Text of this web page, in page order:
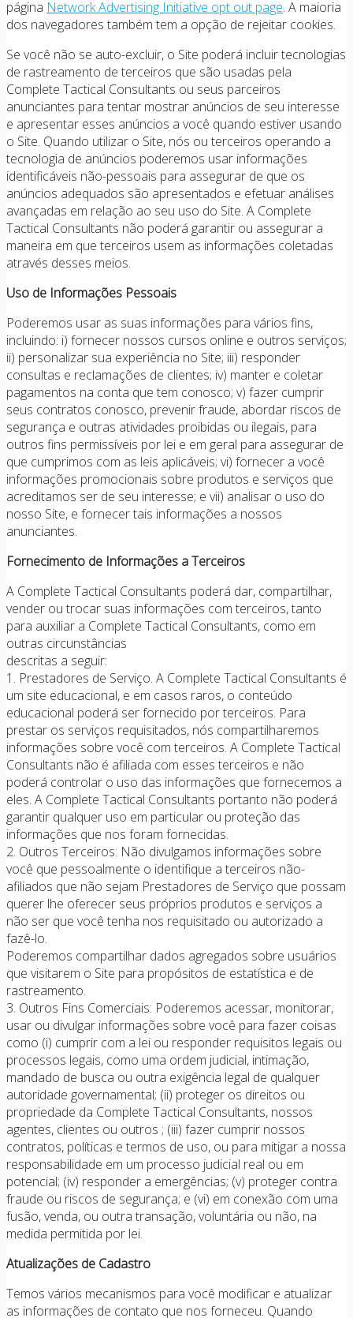
página Network Advertising Initiative opt out page. A maioria
dos navegadores também tem a opção de rejeitar cookies.
Se você não se auto-excluir, o Site poderá incluir tecnologias
de rastreamento de terceiros que são usadas pela
Complete Tactical Consultants ou seus parceiros
anunciantes para tentar mostrar anúncios de seu interesse
e apresentar esses anúncios a você quando estiver usando
o Site. Quando utilizar o Site, nós ou terceiros operando a
tecnologia de anúncios poderemos usar informações
identificáveis não-pessoais para assegurar de que os
anúncios adequados são apresentados e efetuar análises
avançadas em relação ao seu uso do Site. A Complete
Tactical Consultants não poderá garantir ou assegurar a
maneira em que terceiros usem as informações coletadas
através desses meios.
Uso de Informações Pessoais
Poderemos usar as suas informações para vários fins,
incluindo: i) fornecer nossos cursos online e outros serviços;
ii) personalizar sua experiência no Site; iii) responder
consultas e reclamações de clientes; iv) manter e coletar
pagamentos na conta que tem conosco; v) fazer cumprir
seus contratos conosco, prevenir fraude, abordar riscos de
segurança e outras atividades proibidas ou ilegais, para
outros fins permissíveis por lei e em geral para assegurar de
que cumprimos com as leis aplicáveis; vi) fornecer a você
informações promocionais sobre produtos e serviços que
acreditamos ser de seu interesse; e vii) analisar o uso do
nosso Site, e fornecer tais informações a nossos
anunciantes.
Fornecimento de Informações a Terceiros
A Complete Tactical Consultants poderá dar, compartilhar,
vender ou trocar suas informações com terceiros, tanto
para auxiliar a Complete Tactical Consultants, como em
outras circunstâncias
descritas a seguir:
1. Prestadores de Serviço. A Complete Tactical Consultants é
um site educacional, e em casos raros, o conteúdo
educacional poderá ser fornecido por terceiros. Para
prestar os serviços requisitados, nós compartilharemos
informações sobre você com terceiros. A Complete Tactical
Consultants não é afiliada com esses terceiros e não
poderá controlar o uso das informações que fornecemos a
eles. A Complete Tactical Consultants portanto não poderá
garantir qualquer uso em particular ou proteção das
informações que nos foram fornecidas.
2. Outros Terceiros: Não divulgamos informações sobre
você que pessoalmente o identifique a terceiros não-
afiliados que não sejam Prestadores de Serviço que possam
querer lhe oferecer seus próprios produtos e serviços a
não ser que você tenha nos requisitado ou autorizado a
fazê-lo.
Poderemos compartilhar dados agregados sobre usuários
que visitarem o Site para propósitos de estatística e de
rastreamento.
3. Outros Fins Comerciais: Poderemos acessar, monitorar,
usar ou divulgar informações sobre você para fazer coisas
como (i) cumprir com a lei ou responder requisitos legais ou
processos legais, como uma ordem judicial, intimação,
mandado de busca ou outra exigência legal de qualquer
autoridade governamental; (ii) proteger os direitos ou
propriedade da Complete Tactical Consultants, nossos
agentes, clientes ou outros ; (iii) fazer cumprir nossos
contratos, políticas e termos de uso, ou para mitigar a nossa
responsabilidade em um processo judicial real ou em
potencial; (iv) responder a emergências; (v) proteger contra
fraude ou riscos de segurança; e (vi) em conexão com uma
fusão, venda, ou outra transação, voluntária ou não, na
medida permitida por lei.
Atualizações de Cadastro
Temos vários mecanismos para você modificar e atualizar
as informações de contato que nos forneceu. Quando